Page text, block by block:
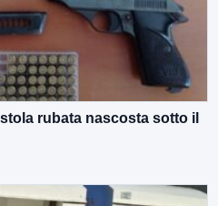
rubata nascosta sotto il